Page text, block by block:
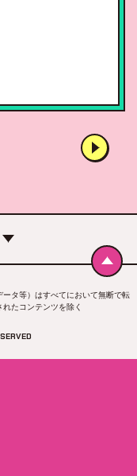
タ等）はすべてにおいて無断で転
たコンテンツを除く